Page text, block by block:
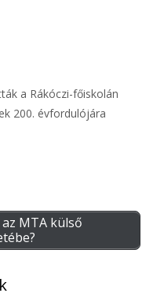
a Rákóczi-főiskolán
200. évfordulójára
MTA külső